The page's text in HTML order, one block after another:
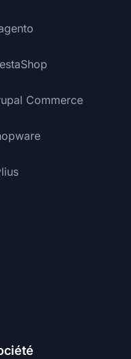
Commerce